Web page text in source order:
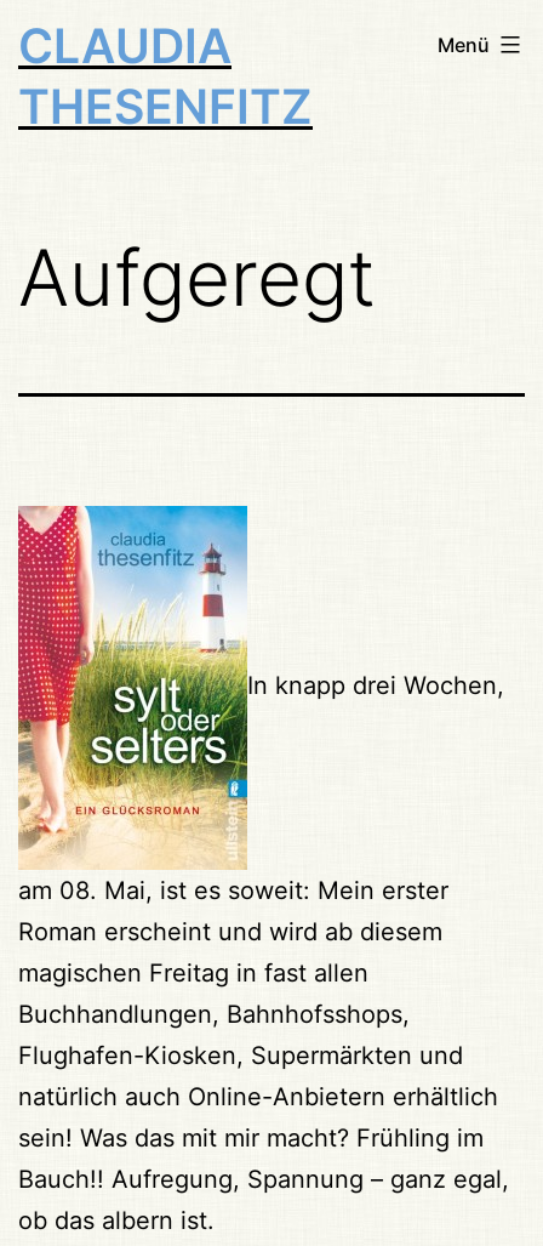
Inhalt
springen
CLAUDIA
THESENFITZ
Menü
Aufgeregt
In knapp drei Wochen,
am 08. Mai, ist es soweit: Mein erster
Roman erscheint und wird ab diesem
magischen Freitag in fast allen
Buchhandlungen, Bahnhofsshops,
Flughafen-Kiosken, Supermärkten und
natürlich auch Online-Anbietern erhältlich
sein! Was das mit mir macht? Frühling im
Bauch!! Aufregung, Spannung – ganz egal,
ob das albern ist.